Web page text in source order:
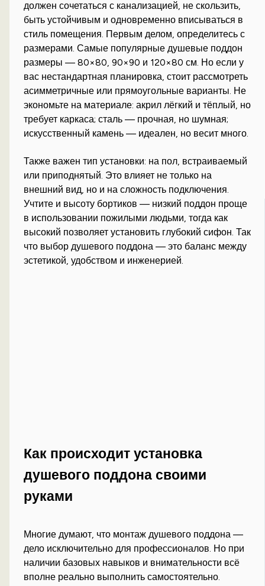
должен сочетаться с канализацией, не скользить,
быть устойчивым и одновременно вписываться в
стиль помещения. Первым делом, определитесь с
размерами. Самые популярные душевые поддон
размеры — 80×80, 90×90 и 120×80 см. Но если у
вас нестандартная планировка, стоит рассмотреть
асимметричные или прямоугольные варианты. Не
экономьте на материале: акрил лёгкий и тёплый, но
требует каркаса; сталь — прочная, но шумная;
искусственный камень — идеален, но весит много.
Также важен тип установки: на пол, встраиваемый
или приподнятый. Это влияет не только на
внешний вид, но и на сложность подключения.
Учтите и высоту бортиков — низкий поддон проще
в использовании пожилыми людьми, тогда как
высокий позволяет установить глубокий сифон. Так
что выбор душевого поддона — это баланс между
эстетикой, удобством и инженерией.
Как происходит установка
душевого поддона своими
руками
Многие думают, что монтаж душевого поддона —
дело исключительно для профессионалов. Но при
наличии базовых навыков и внимательности всё
вполне реально выполнить самостоятельно.